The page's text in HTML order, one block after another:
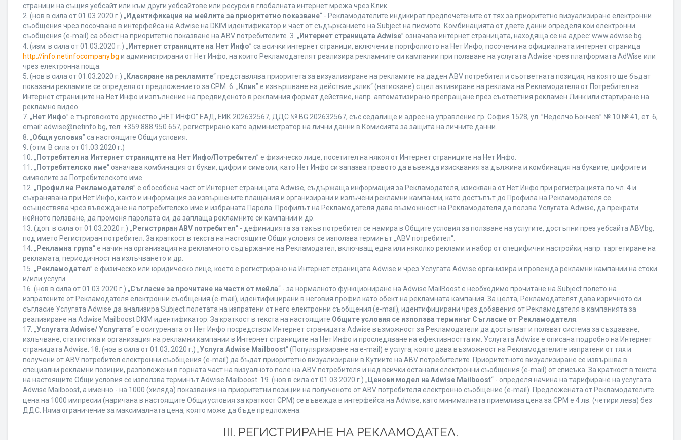
страници на същия уебсайт или към други уебсайтове или ресурси в глобалната интернет мрежа чрез Клик.
2. (нов в сила от 01.03.2020 г.) „ Идентификация на мейлите за приоритетно показване“ - Рекламодателите индикират предпочетените от тях за приоритетно визуализиране електронни
съобщения чрез посочване в интерфейса на Adwise на DKIM идентификатор и част от съдържанието на Subject на писмото. Комбинацията от двете данни определя кои електронни
съобщения (e-mail) са обект на приоритетно показване на ABV потребителите. 3. „ Интернет страницата Adwise” означава интернет страницата, находяща се на адрес: www.adwise.bg.
4. (изм. в сила от 01.03.2020 г.) „ Интернет страниците на Нет Инфо” са всички интернет страници, включени в портфолиото на Нет Инфо, посочени на официалната интернет страница
http://info.netinfocompany.bg и администрирани от Нет Инфо, на които Рекламодателят реализира рекламните си кампании при ползване на услугата Adwise чрез платформата AdWise или
чрез електронна поща.
5. (нов в сила от 01.03.2020 г.) „ Класиране на рекламите“ представлява приоритета за визуализиране на рекламите на даден ABV потребител и съответната позиция, на която ще бъдат
показани рекламите се определя от предложението за CPM. 6. „ Клик” е извършване на действие „клик“ (натискане) с цел активиране на реклама на Рекламодателя от Потребител на
Интернет страниците на Нет Инфо и изпълнение на предвиденото в рекламния формат действие, напр. автоматизирано препращане през съответния рекламен Линк или стартиране на
рекламно видео.
7. „ Нет Инфо” е търговското дружество „НЕТ ИНФО” ЕАД, ЕИК 202632567, ДДС № BG 202632567, със седалище и адрес на управление гр. София 1528, ул. ”Неделчо Бончев” № 10 № 41, ет. 6,
еmail: adwise@netinfo.bg, тел: +359 888 950 657, регистрирано като администратор на лични данни в Комисията за защита на личните данни.
8. „Общи условия” са настоящите Общи условия.
9. (отм. В сила от 01.03.2020 г.)
10. „ Потребител на Интернет страниците на Нет Инфо/Потребител” е физическо лице, посетител на някоя от Интернет страниците на Нет Инфо.
11. „ Потребителско име“ означава комбинация от букви, цифри и символи, като Нет Инфо си запазва правото да въвежда изисквания за дължина и комбинация на буквите, цифрите и
символите за Потребителското име.
12. „ Профил на Рекламодателя” е обособена част от Интернет страницата Adwise, съдържаща информация за Рекламодателя, изисквана от Нет Инфо при регистрацията по чл. 4 и
съхранявана при Нет Инфо, както и информация за извършените плащания и организирани и излъчени рекламни кампании, като достъпът до Профила на Рекламодателя се
осъществява чрез въвеждане на потребителско име и избраната Парола. Профилът на Рекламодателя дава възможност на Рекламодателя да ползва Услугата Adwise, да прекрати
нейното ползване, да променя паролата си, да заплаща рекламните си кампании и др.
13. (доп. в сила от 01.03.2020 г.) „ Регистриран ABV потребител“ - дефиницията за такъв потребител се намира в Общите условия за ползване на услугите, достъпни през уебсайта ABV.bg,
под името Регистриран потребител. За краткост в текста на настоящите Общи условия се използва терминът „ABV потребител“.
14. „ Рекламна група“ е начин на организация на рекламното съдържание на Рекламодател, включващ една или няколко реклами и набор от специфични настройки, напр. таргетиране на
рекламата, периодичност на излъчването и др.
15. „ Рекламодател” е физическо или юридическо лице, което е регистрирано на Интернет страницата Adwise и чрез Услугата Adwise организира и провежда рекламни кампании на стоки
и/или услуги.
16. (нов в сила от 01.03.2020 г.) „Съгласие за прочитане на части от мейла“ - за нормалното функциониране на Adwise MailBoost е необходимо прочитане на Subject полето на
изпратените от Рекламодателя електронни съобщения (e-mail), идентифицирани в неговия профил като обект на рекламната кампания. За целта, Рекламодателят дава изричното си
съгласие Услугата Adwise да анализира Subject полетата на изпратени от него електронни съобщения (e-mail), идентифицирани чрез добавения от Рекламодателя в кампанията за
реализиране на Adwise Mailboost DKIM идентификатор. За краткост в текста на настоящите Общите условия се използва терминът Съгласие от Рекламодателя
17. „Услугата Adwise/ Услугата“ е осигурената от Нет Инфо посредством Интернет страницата Adwise възможност за Рекламодатели да достъпват и ползват система за създаване,
излъчване, статистика и организация на рекламни кампании в Интернет страниците на Нет Инфо и проследяване на ефективността им. Услугата Adwise е описана подробно на Интернет
страницата Adwise. 18. (нов в сила от 01.03..2020 г.) „Услуга Adwise Mailboost“ (Популяризиране на e-mail) е услуга, която дава възможност на Рекламодателите изпратени от тях и
получени от ABV потребител електронни съобщения (e-mail) да бъдат приоритетно визуализирани в Кутиите на ABV потребителите. Приоритетното визуализиране се извършва в
специални рекламни позиции, разположени в горната част на визуалното поле на ABV потребителя и над всички останали електронни съобщения (e-mail) от списъка. За краткост в текста
на настоящите Общи условия се използва терминът Adwise Mailboost. 19. (нов в сила от 01.03.2020 г.) „ Ценови модел на Adwise Mailboost“ - определя начина на тарифиране на услугата
Adwise Mailboost, а именно - на 1000 (хиляда) показвания на приоритетни позиции на полученото от ABV потребителя електронно съобщение (e-mail). Предложената от Рекламодателите
цена на 1000 импресии (наричана в настоящите Общи условия за краткост CPM) се въвежда в интерфейса на Adwise, като минималната приемлива цена за CPM е 4 лв. (четири лева) без
ДДС. Няма ограничение за максималната цена, която може да бъде предложена.
ІІІ. РЕГИСТРИРАНЕ НА РЕКЛАМОДАТЕЛ.